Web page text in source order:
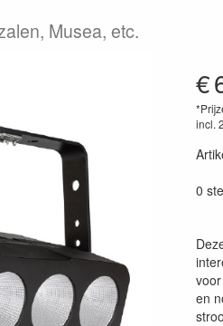
Musea, etc.
€
incl.
0
en